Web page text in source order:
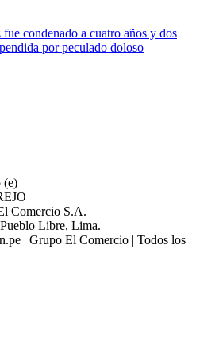
(e)
Comercio S.A.
Libre, Lima.
| Grupo El Comercio | Todos los